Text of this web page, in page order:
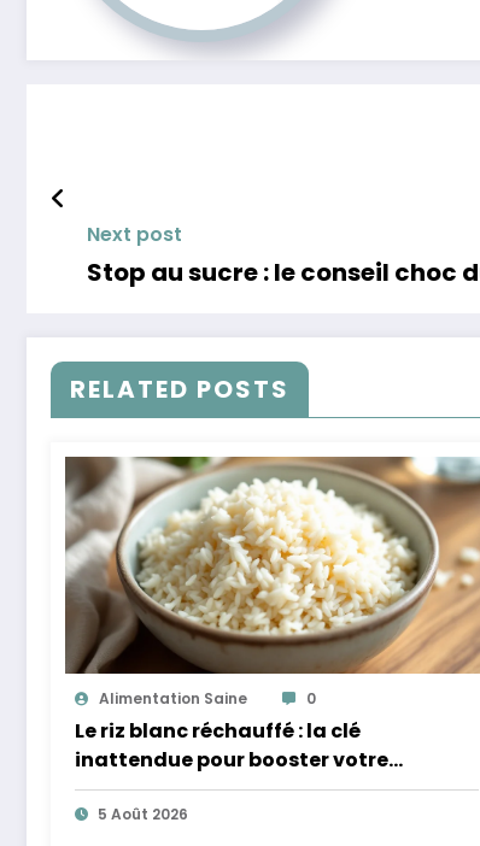
Next post
Stop au sucre : le conseil choc
RELATED POSTS
Alimentation Saine 0
Le riz blanc réchauffé : la clé
inattendue pour booster votre
microbiote
5 Août 2026